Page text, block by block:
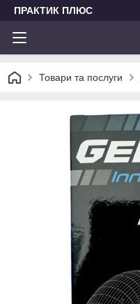
ПРАКТИК ПЛЮС
Товари та послуги